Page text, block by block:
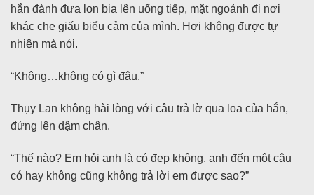
hắn đành đưa lon bia lên uống tiếp, mặt ngoảnh đi nơi
khác che giấu biểu cảm của mình. Hơi không được tự
nhiên mà nói.
“Không…không có gì đâu.”
Thụy Lan không hài lòng với câu trả lờ qua loa của hắn,
đứng lên dậm chân.
“Thế nào? Em hỏi anh là có đẹp không, anh đến một câu
có hay không cũng không trả lời em được sao?”